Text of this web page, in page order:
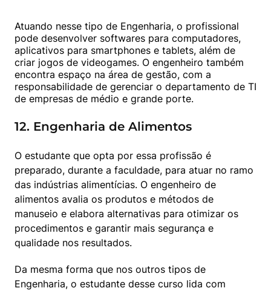
Atuando nesse tipo de Engenharia, o profissional
pode desenvolver softwares para computadores,
aplicativos para smartphones e tablets, além de
criar jogos de videogames. O engenheiro também
encontra espaço na área de gestão, com a
responsabilidade de gerenciar o departamento de TI
de empresas de médio e grande porte.
12. Engenharia de Alimentos
O estudante que opta por essa profissão é
preparado, durante a faculdade, para atuar no ramo
das indústrias alimentícias. O engenheiro de
alimentos avalia os produtos e métodos de
manuseio e elabora alternativas para otimizar os
procedimentos e garantir mais segurança e
qualidade nos resultados.
Da mesma forma que nos outros tipos de
Engenharia, o estudante desse curso lida com